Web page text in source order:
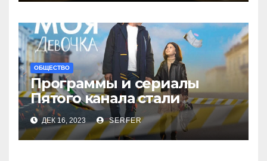
ОБЩЕСТВО
Программы и сериалы
Пятого канала стали
рекордсменами в
уходящем году
ДЕК 16, 2023 SERFER